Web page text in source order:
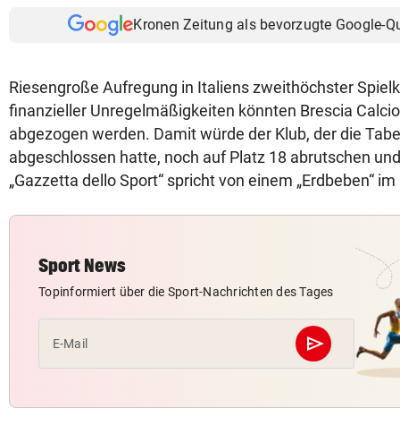
Kronen Zeitung als bevorzugte Google-
Riesengroße Aufregung in Italiens zweithöchster
finanzieller Unregelmäßigkeiten könnten Brescia
abgezogen werden. Damit würde der Klub, der die
abgeschlossen hatte, noch auf Platz 18 abrutschen
„Gazzetta dello Sport“ spricht von einem „Erdbeben“
Sport News
Topinformiert über die Sport-Nachrichten des Tages
E-Mail send
Abschicken